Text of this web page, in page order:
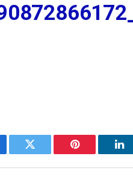
Twitter Pinterest